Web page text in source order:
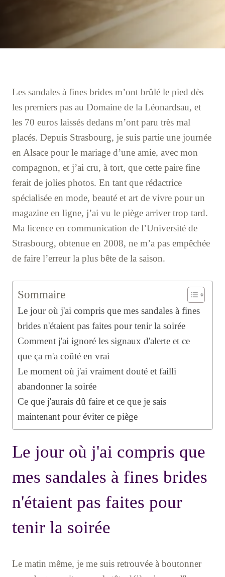
Les sandales à fines brides m’ont brûlé le pied dès
les premiers pas au Domaine de la Léonardsau, et
les 70 euros laissés dedans m’ont paru très mal
placés. Depuis Strasbourg, je suis partie une journée
en Alsace pour le mariage d’une amie, avec mon
compagnon, et j’ai cru, à tort, que cette paire fine
ferait de jolies photos. En tant que rédactrice
spécialisée en mode, beauté et art de vivre pour un
magazine en ligne, j’ai vu le piège arriver trop tard.
Ma licence en communication de l’Université de
Strasbourg, obtenue en 2008, ne m’a pas empêchée
de faire l’erreur la plus bête de la saison.
Sommaire
Le jour où j'ai compris que mes sandales à fines
brides n'étaient pas faites pour tenir la soirée
Comment j'ai ignoré les signaux d'alerte et ce
que ça m'a coûté en vrai
Le moment où j'ai vraiment douté et failli
abandonner la soirée
Ce que j'aurais dû faire et ce que je sais
maintenant pour éviter ce piège
Le jour où j'ai compris que
mes sandales à fines brides
n'étaient pas faites pour
tenir la soirée
Le matin même, je me suis retrouvée à boutonner